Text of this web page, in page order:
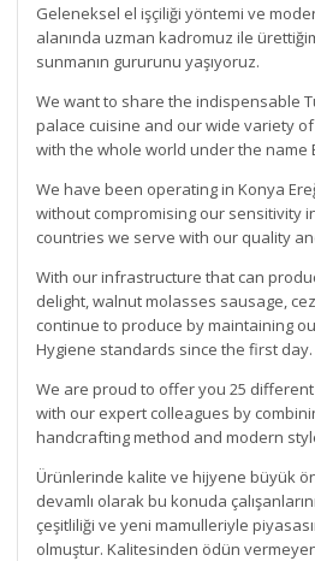
Geleneksel el işçiliği yöntemi ve
alanında uzman kadromuz ile
sunmanın gururunu yaşıyoruz.
We want to share the indispensable
palace cuisine and our wide variety
with the whole world under the name
We have been operating in Konya
without compromising our sensitivity
countries we serve with our quality
With our infrastructure that can
delight, walnut molasses sausage,
continue to produce by maintaining
Hygiene standards since the first day.
We are proud to offer you 25
with our expert colleagues by
handcrafting method and modern
Ürünlerinde kalite ve hijyene büyük
devamlı olarak bu konuda
çeşitliliği ve yeni mamulleriyle
olmuştur. Kalitesinden ödün